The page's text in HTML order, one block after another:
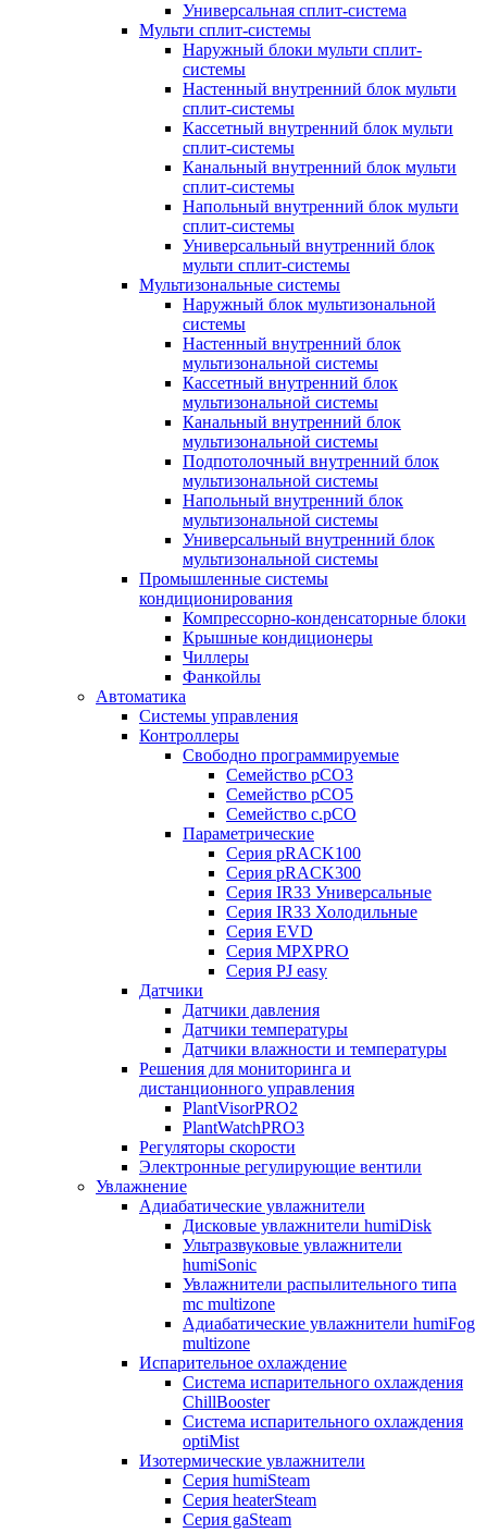
Универсальная сплит-система
Мульти сплит-системы
Наружный блоки мульти сплит-
системы
Настенный внутренний блок мульти
сплит-системы
Кассетный внутренний блок мульти
сплит-системы
Канальный внутренний блок мульти
сплит-системы
Напольный внутренний блок мульти
сплит-системы
Универсальный внутренний блок
мульти сплит-системы
Мультизональные системы
Наружный блок мультизональной
системы
Настенный внутренний блок
мультизональной системы
Кассетный внутренний блок
мультизональной системы
Канальный внутренний блок
мультизональной системы
Подпотолочный внутренний блок
мультизональной системы
Напольный внутренний блок
мультизональной системы
Универсальный внутренний блок
мультизональной системы
Промышленные системы
кондиционирования
Компрессорно-конденсаторные блоки
Крышные кондиционеры
Чиллеры
Фанкойлы
Автоматика
Системы управления
Контроллеры
Свободно программируемые
Семейство pCO3
Семейство pCO5
Семейство c.pCO
Параметрические
Серия pRACK100
Серия pRACK300
Серия IR33 Универсальные
Серия IR33 Холодильные
Серия EVD
Серия MPXPRO
Серия PJ easy
Датчики
Датчики давления
Датчики температуры
Датчики влажности и температуры
Решения для мониторинга и
дистанционного управления
PlantVisorPRO2
PlantWatchPRO3
Регуляторы скорости
Электронные регулирующие вентили
Увлажнение
Адиабатические увлажнители
Дисковые увлажнители humiDisk
Ультразвуковые увлажнители
humiSonic
Увлажнители распылительного типа
mc multizone
Адиабатические увлажнители humiFog
multizone
Испарительное охлаждение
Система испарительного охлаждения
ChillBooster
Система испарительного охлаждения
optiMist
Изотермические увлажнители
Серия humiSteam
Серия heaterSteam
Серия gaSteam